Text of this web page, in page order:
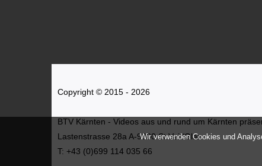
Wir verwenden Cookies und
Copyright © 2015 - 2026
BTV Kärnten - Videos aus und rund um Kärnten
Lastenstrasse 28a A-9300 St.Veit/Glan
T: +43 (0)699 114 035 66